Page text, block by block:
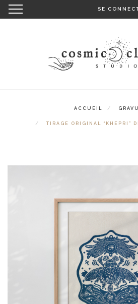
Skip
to
SE
Toggle
navigation
ACCUEIL
TIRAGE ORIGINAL “KHEPRI”